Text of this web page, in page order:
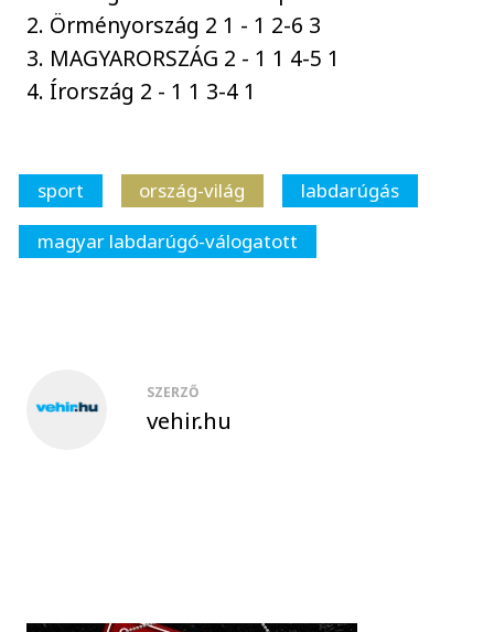
2. Örményország 2 1 - 1 2-6 3
3. MAGYARORSZÁG 2 - 1 1 4-5 1
4. Írország 2 - 1 1 3-4 1
sport ország-világ
labdarúgás
magyar labdarúgó-válogatott
SZERZŐ
vehir.hu